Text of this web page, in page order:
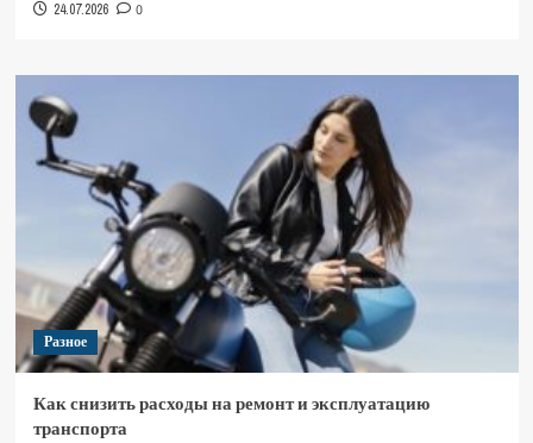
24.07.2026 0
Разное
Как снизить расходы на ремонт и эксплуатацию
транспорта